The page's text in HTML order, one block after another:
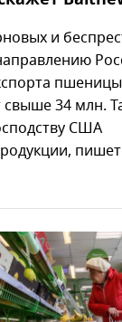
и
свыше 34 млн.
США
пишет